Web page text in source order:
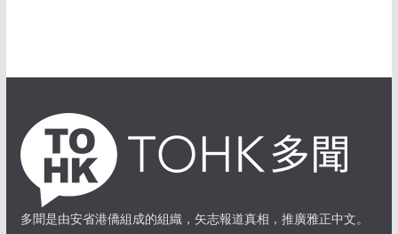
多聞是由安省港僑組成的組織，矢志報道真相，推廣雅正中文。